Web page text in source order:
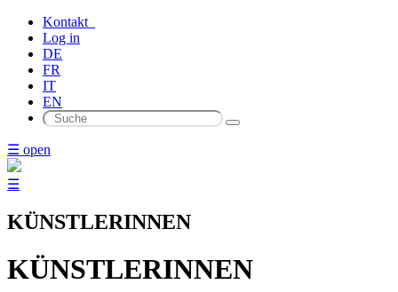
Kontakt
Log in
DE
FR
IT
EN
☰ open
☰
KÜNSTLERINNEN
KÜNSTLERINNEN